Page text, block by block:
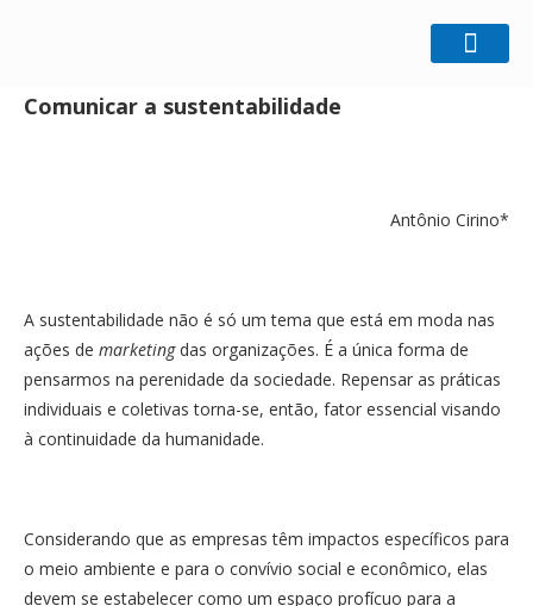
Comunicar a sustentabilidade
Comunicar a sustentabilidade
Antônio Cirino*
A sustentabilidade não é só um tema que está em moda nas
ações de marketingdas organizações. É a única forma de
pensarmos na perenidade da sociedade. Repensar as práticas
individuais e coletivas torna-se, então, fator essencial visando
à continuidade da humanidade.
Considerando que as empresas têm impactos específicos para
o meio ambiente e para o convívio social e econômico, elas
devem se estabelecer como um espaço profícuo para a